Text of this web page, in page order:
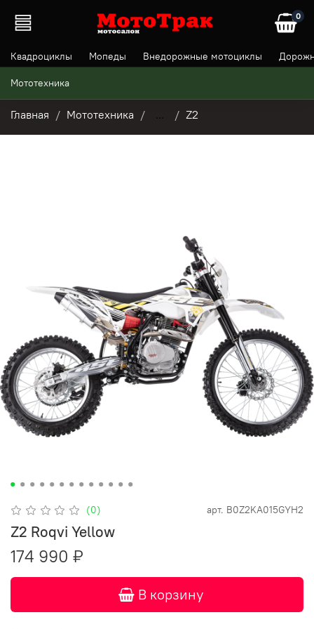
0
Квадроциклы Мопеды Внедорожные мотоциклы
Мототехника
Главная Мототехника Z2
(0) арт. B0Z2KA015GYH2
Z2 Roqvi Yellow
174 990 ₽
В корзину